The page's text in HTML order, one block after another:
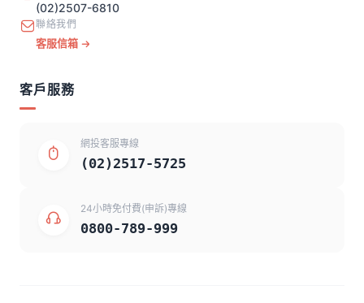
(02)2507-6810
聯絡我們
客服信箱
客戶服務
網投客服專線
(02)2517-5725
24小時免付費(申訴)專線
0800-789-999